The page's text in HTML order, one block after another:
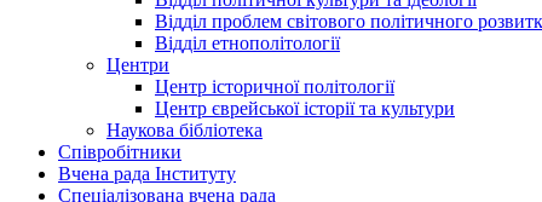
Відділ проблем світового політичного
Відділ етнополітології
Центри
Центр історичної політології
Центр єврейської історії та культури
Наукова бібліотека
Співробітники
Вчена рада Інституту
Спеціалізована вчена рада